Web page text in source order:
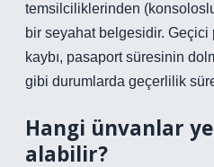
temsilciliklerinden
bir seyahat belgesidir.
kaybı, pasaport süresinin
gibi durumlarda geçerlilik
Hangi ünvanlar
alabilir?